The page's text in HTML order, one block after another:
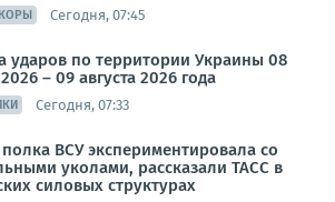
Сегодня, 07:45
ударов по территории Украины 08
2026 – 09 августа 2026 года
Сегодня, 07:33
ВСУ экспериментировала со
уколами, рассказали ТАСС в
силовых структурах